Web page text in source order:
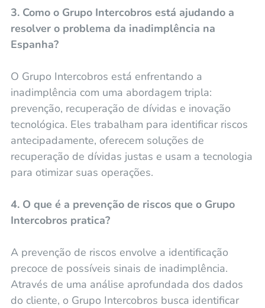
3. Como o Grupo Intercobros está ajudando a
resolver o problema da inadimplência na
Espanha?
O Grupo Intercobros está enfrentando a
inadimplência com uma abordagem tripla:
prevenção, recuperação de dívidas e inovação
tecnológica. Eles trabalham para identificar riscos
antecipadamente, oferecem soluções de
recuperação de dívidas justas e usam a tecnologia
para otimizar suas operações.
4. O que é a prevenção de riscos que o Grupo
Intercobros pratica?
A prevenção de riscos envolve a identificação
precoce de possíveis sinais de inadimplência.
Através de uma análise aprofundada dos dados
do cliente, o Grupo Intercobros busca identificar